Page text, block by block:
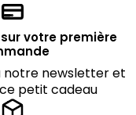
votre première
notre newsletter et
petit cadeau